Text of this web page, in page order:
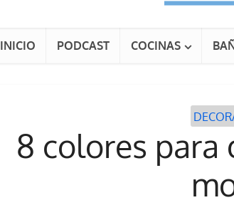
INICIO PODCAST COCINAS
8 colores para